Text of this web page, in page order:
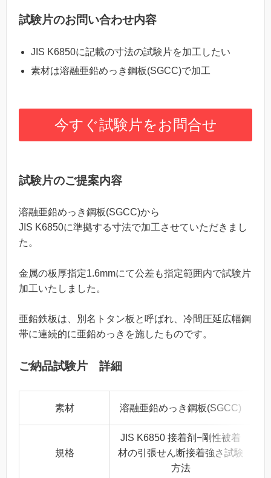
試験片のお問い合わせ内容
JIS K6850に記載の寸法の試験片を加工したい
素材は溶融亜鉛めっき鋼板(SGCC)で加工
今すぐ試験片をお問合せ
試験片のご提案内容
溶融亜鉛めっき鋼板(SGCC)から
JIS K6850に準拠する寸法で加工させていただきまし
た。
金属の板厚指定1.6mmにて公差も指定範囲内で試験片
加工いたしました。
亜鉛鉄板は、別名トタン板と呼ばれ、冷間圧延広幅鋼
帯に連続的に亜鉛めっきを施したものです。
ご納品試験片 詳細
素材 溶融亜鉛めっき鋼板(SGCC)
規格
JIS K6850 接着剤−剛性被着
材の引張せん断接着強さ試験
方法